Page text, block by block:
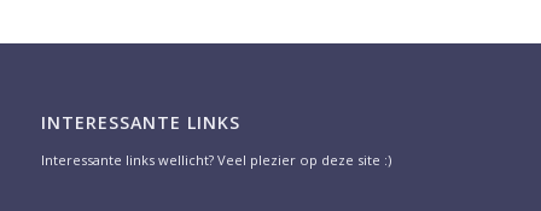
INTERESSANTE LINKS
Interessante links wellicht? Veel plezier op deze site :)